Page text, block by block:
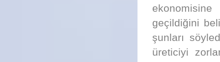
geçildiğini
şunları
üreticiyi